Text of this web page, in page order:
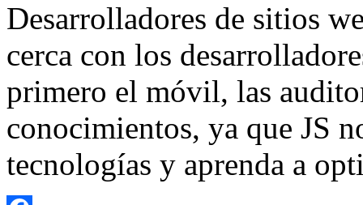
Desarrolladores de sitios
cerca con los
primero el móvil, las
conocimientos, ya que JS
tecnologías y aprenda a